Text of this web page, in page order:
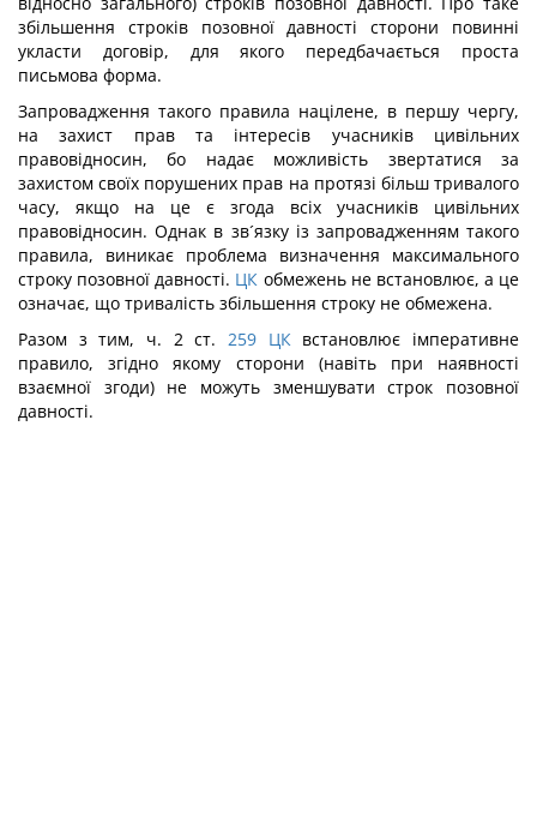
збільшення строків позовної давності сторони повинні
укласти договір, для якого передбачається проста
письмова форма.
Запровадження такого правила націлене, в першу чергу,
на захист прав та інтересів учасників цивільних
правовідносин, бо надає можливість звертатися за
захистом своїх порушених прав на протязі більш тривалого
часу, якщо на це є згода всіх учасників цивільних
правовідносин. Однак в зв´язку із запровадженням такого
правила, виникає проблема визначення максимального
строку позовної давності. ЦК обмежень не встановлює, а це
означає, що тривалість збільшення строку не обмежена.
Разом з тим, ч. 2 ст. 259 ЦКвстановлює імперативне
правило, згідно якому сторони (навіть при наявності
взаємної згоди) не можуть зменшувати строк позовної
давності.